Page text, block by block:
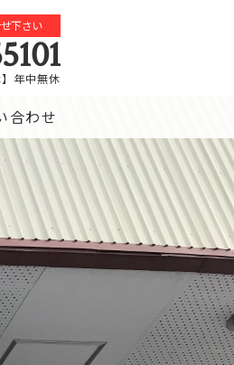
下さい
年中無休
合わせ